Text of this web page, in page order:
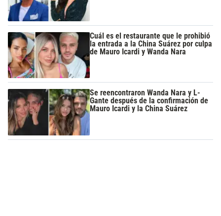
Cuál es el restaurante que le prohibió
la entrada a la China Suárez por culpa
de Mauro Icardi y Wanda Nara
Se reencontraron Wanda Nara y L-
Gante después de la confirmación de
Mauro Icardi y la China Suárez